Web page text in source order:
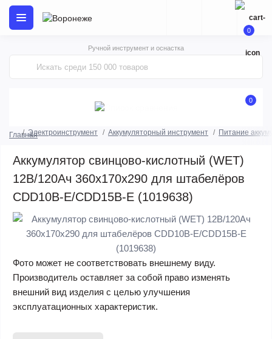
Ручной инструмент и оснастка
0
0
ГлавнаяЭлектроинструмент Аккумуляторный инструмент Питание
Аккумулятор свинцово-кислотный (WET)
12В/120Ач 360х170х290 для штабелёров
CDD10B-E/CDD15B-E (1019638)
Фото может не соответствовать внешнему виду.
Производитель оставляет за собой право изменять
внешний вид изделия с целью улучшения
эксплуатационных характеристик.